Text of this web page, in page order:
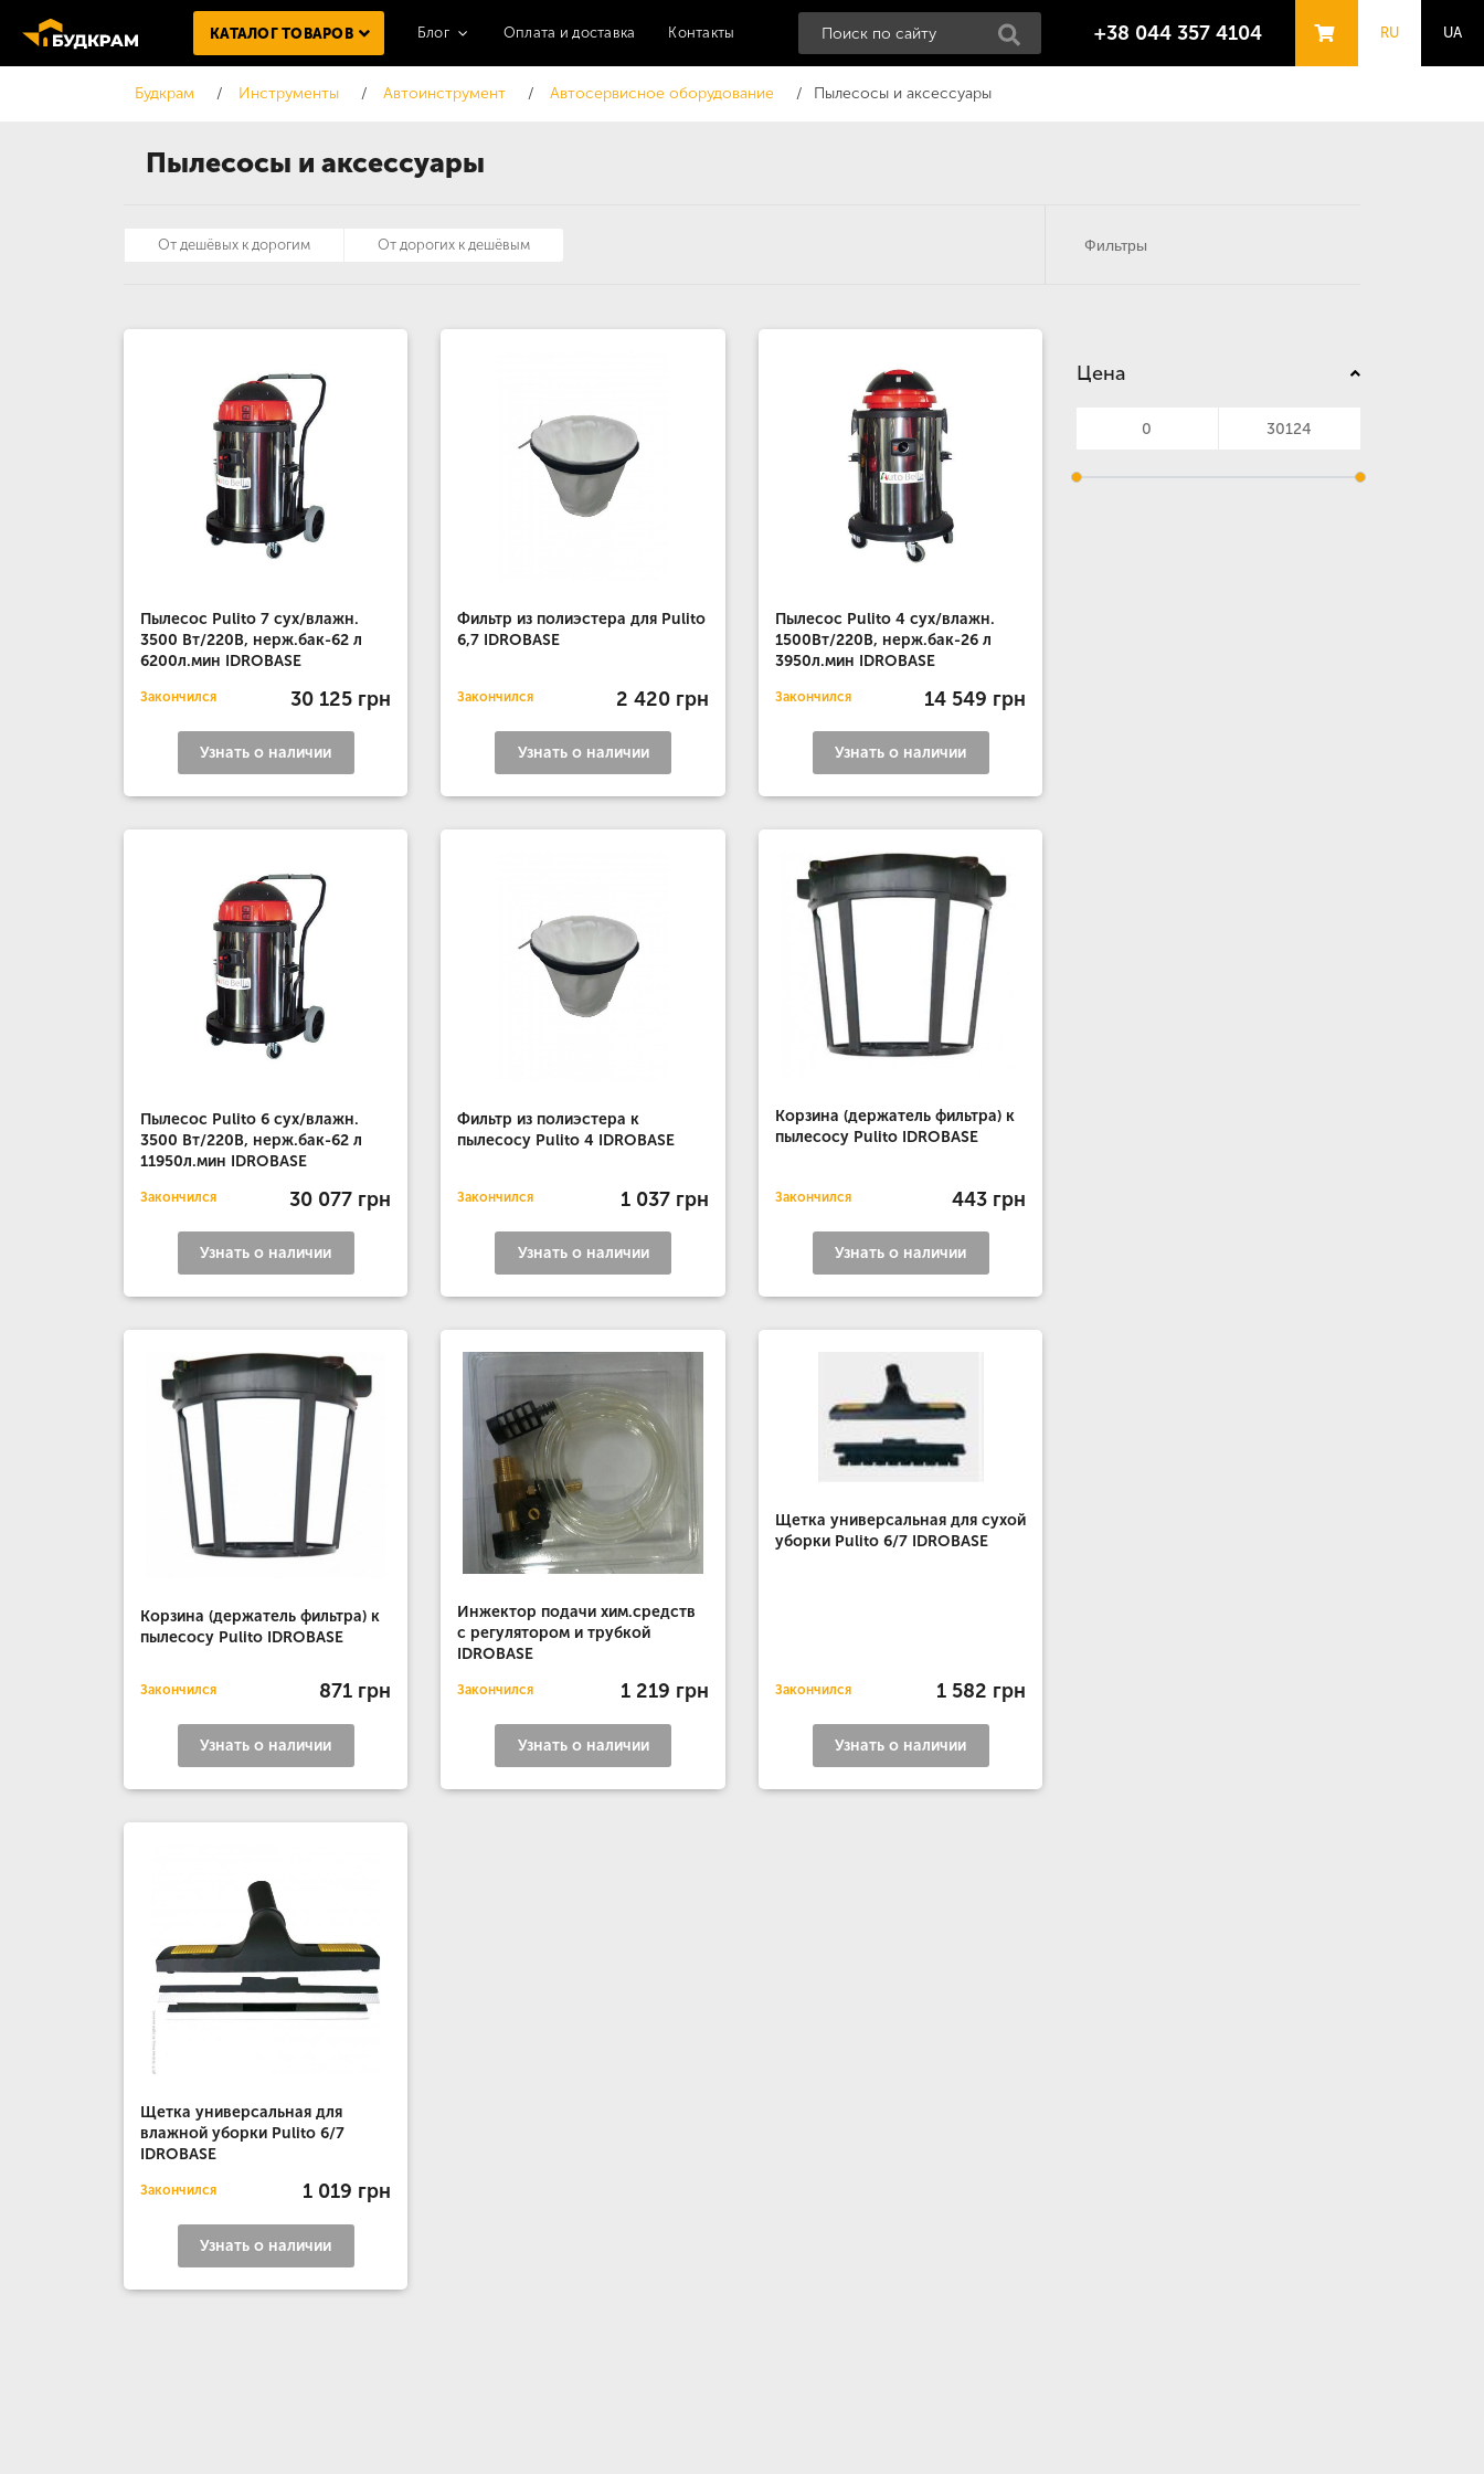
Пылесосы и аксессуары
КАТАЛОГ ТОВАРОВ Блог Оплата и доставка Контакты +38 044 357 4104 RU UA
Будкрам Инструменты Автоинструмент Автосервисное оборудование Пылесосы и аксессуары
Пылесос Pulito 7 сух/влажн.
3500 Вт/220В, нерж.бак-62 л
6200л.мин IDROBASE
Закончился 30 125 грн
Узнать о наличии
Фильтр из полиэстера для Pulito
6,7 IDROBASE
Закончился 2 420 грн
Узнать о наличии
Пылесос Pulito 4 сух/влажн.
1500Вт/220В, нерж.бак-26 л
3950л.мин IDROBASE
Закончился 14 549 грн
Узнать о наличии
Пылесос Pulito 6 сух/влажн.
3500 Вт/220В, нерж.бак-62 л
11950л.мин IDROBASE
Закончился 30 077 грн
Узнать о наличии
Фильтр из полиэстера к
пылесосу Pulito 4 IDROBASE
Закончился 1 037 грн
Узнать о наличии
Корзина (держатель фильтра) к
пылесосу Pulito IDROBASE
Закончился 443 грн
Узнать о наличии
Корзина (держатель фильтра) к
пылесосу Pulito IDROBASE
Закончился 871 грн
Узнать о наличии
Инжектор подачи хим.средств
с регулятором и трубкой
IDROBASE
Закончился 1 219 грн
Узнать о наличии
Щетка универсальная для сухой
уборки Pulito 6/7 IDROBASE
Закончился 1 582 грн
Узнать о наличии
Щетка универсальная для
влажной уборки Pulito 6/7
IDROBASE
Закончился 1 019 грн
Узнать о наличии
Цена
От дешёвых к дорогим От дорогих к дешёвым Фильтры